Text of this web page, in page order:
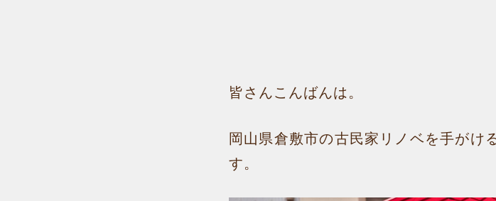
皆さんこんばんは。
岡山県倉敷市の古民家リノベを手がけ
す。